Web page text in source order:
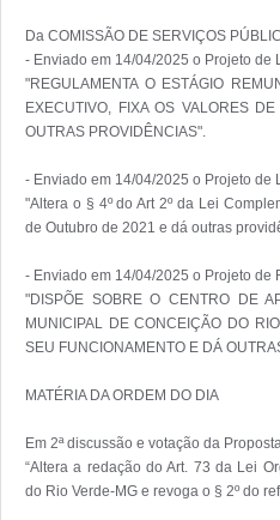
Da COMISSÃO DE SERVIÇOS
- Enviado em 14/04/2025 o Projeto de
"REGULAMENTA O ESTÁGIO
EXECUTIVO, FIXA OS VALORES
OUTRAS PROVIDÊNCIAS".
- Enviado em 14/04/2025 o Projeto de
"Altera o § 4º do Art 2º da Lei
de Outubro de 2021 e dá outras
- Enviado em 14/04/2025 o Projeto de
"DISPÕE SOBRE O CENTRO DE
MUNICIPAL DE CONCEIÇÃO DO
SEU FUNCIONAMENTO E DÁ
MATÉRIA DA ORDEM DO DIA
Em 2ª discussão e votação da
“Altera a redação do Art. 73 da Lei
do Rio Verde-MG e revoga o § 2º do